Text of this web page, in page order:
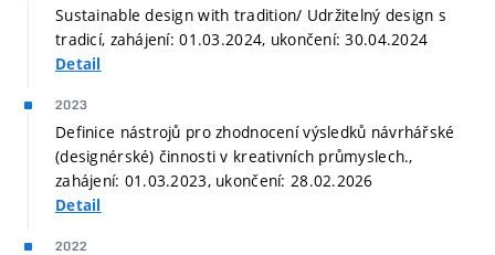
Sustainable design with tradition/ Udržitelný design s
tradicí, zahájení: 01.03.2024, ukončení: 30.04.2024
Detail
2023
Definice nástrojů pro zhodnocení výsledků návrhářské
(designérské) činnosti v kreativních průmyslech.,
zahájení: 01.03.2023, ukončení: 28.02.2026
Detail
2022